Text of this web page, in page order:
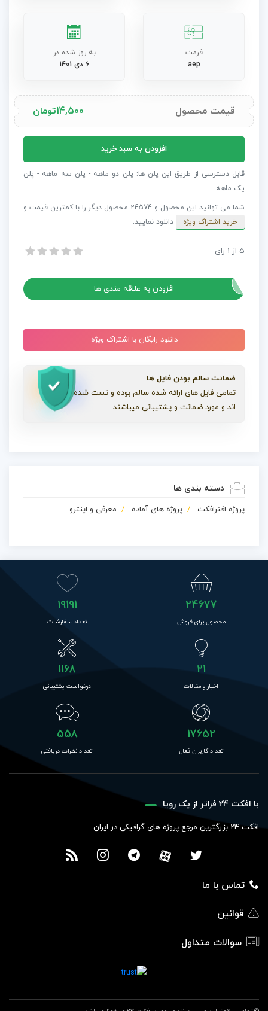
فرمت
aep
به روز شده در
6 دی 1401
قیمت محصول 14,500تومان
پست
فروش
افزودن به سبد خرید
قابل دسترسی از طریق این پلن ها: پلن دو ماهه - پلن سه ماهه - پلن
یک ماهه
شما می توانید این محصول و 24574 محصول دیگر را با کمترین قیمت و
خرید اشتراک ویژه
دانلود نمایید.
پروژه افترافکت پست فروش اینستاگرام
5 از 1 رای
افزودن به علاقه مندی ها
دانلود رایگان با اشتراک ویژه
ضمانت سالم بودن فایل ها
تمامی فایل های ارائه شده سالم بوده و تست شده
اند و مورد ضمانت و پشتیبانی میباشند
دسته بندی ها
پروژه افترافکت پروژه های آماده معرفی و اینترو
24677
محصول برای فروش
19191
تعداد سفارشات
21
اخبار و مقالات
1168
درخواست پشتیبانی
17652
تعداد کاربران فعال
558
تعداد نظرات دریافتی
با افکت 24 فراتر از یک رویا
افکت 24 بزرگترین مرجع پروژه های گرافیکی در ایران
تماس با ما
قوانین
سوالات متداول